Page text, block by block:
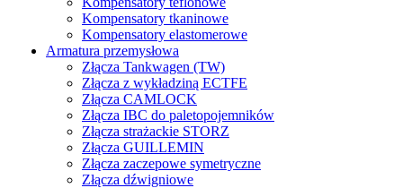
Kompensatory tkaninowe
Kompensatory elastomerowe
Armatura przemysłowa
Złącza Tankwagen (TW)
Złącza z wykładziną ECTFE
Złącza CAMLOCK
Złącza IBC do paletopojemników
Złącza strażackie STORZ
Złącza GUILLEMIN
Złącza zaczepowe symetryczne
Złącza dźwigniowe